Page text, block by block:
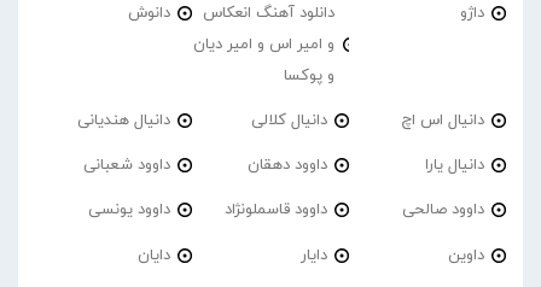
داژو
دانلود آهنگ انعکاس
و امیر اس و امیر دیان
و پوکسا
دانوش
دانیال اس اچ دانیال کلالی دانیال هندیانی
دانیال یارا داوود دهقان داوود شعبانی
داوود صالحی داوود قاسملونژاد داوود یونسی
داوین دایار دایان